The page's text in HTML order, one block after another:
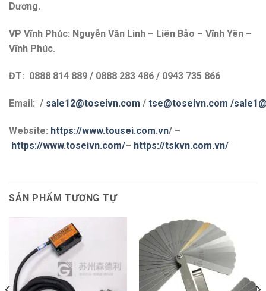
Dương.
VP Vĩnh Phúc: Nguyễn Văn Linh – Liên Bảo – Vĩnh Yên –
Vĩnh Phúc.
ĐT: 0888 814 889 / 0888 283 486 / 0943 735 866
Email: / sale12@toseivn.com / tse@toseivn.com /
Website: https://www.tousei.com.vn/ –
https://www.toseivn.com/– https://tskvn.com.vn/
SẢN PHẨM TƯƠNG TỰ